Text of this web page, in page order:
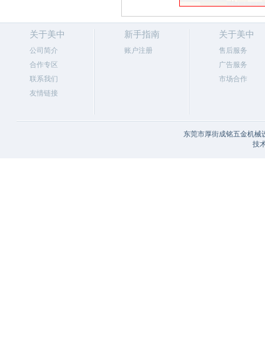
关于美中
公司简介
合作专区
联系我们
友情链接
新手指南
账户注册
关于美中
售后服务
广告服务
市场合作
东莞市厚街成铭五金机
技